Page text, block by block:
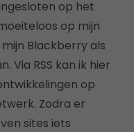
op het
op mijn
Blackberry als
Via RSS kan ik hier
op
Zodra er
sites iets